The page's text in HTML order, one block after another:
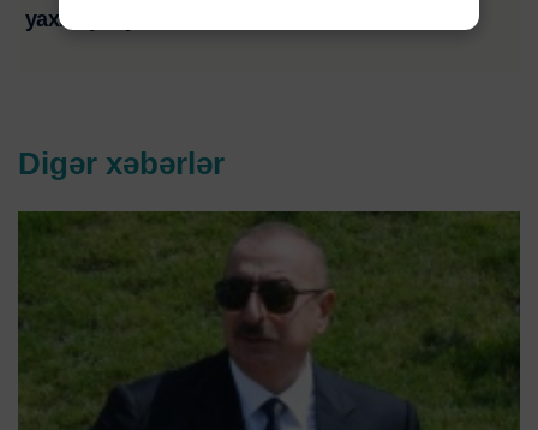
yaxını şikayət edib-VİDEO
Digər xəbərlər